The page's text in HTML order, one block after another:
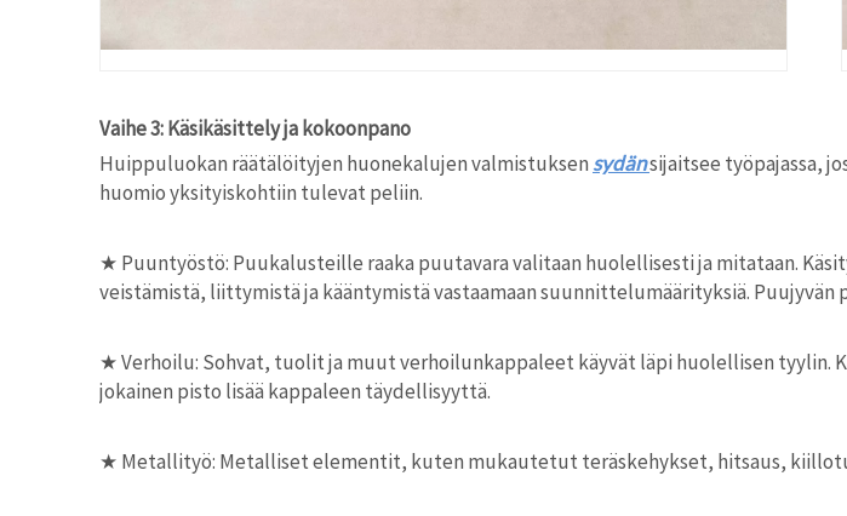
Vaihe 3: Käsikäsittely ja kokoonpano
Huippuluokan räätälöityjen huonekalujen valmistuksen sydänsijaitsee työpajassa,
huomio yksityiskohtiin tulevat peliin.
★ Puuntyöstö: Puukalusteille raaka puutavara valitaan huolellisesti ja mitataan.
veistämistä, liittymistä ja kääntymistä vastaamaan suunnittelumäärityksiä. Puujyvän
★Verhoilu: Sohvat, tuolit ja muut verhoilunkappaleet käyvät läpi huolellisen
jokainen pisto lisää kappaleen täydellisyyttä.
★ Metallityö: Metalliset elementit, kuten mukautetut teräskehykset, hitsaus,